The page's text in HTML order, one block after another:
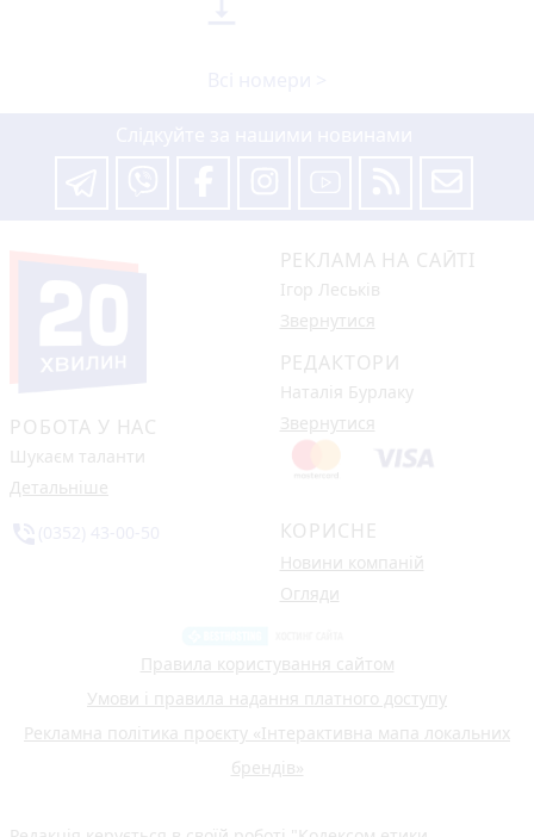
РОБОТА У НАС
Шукаєм таланти
Детальніше
РЕКЛАМА НА САЙТІ
Ігор Леськів
Звернутися
РЕДАКТОРИ
Наталія Бурлаку
Звернутися
КОРИСНЕ
Новини компаній
Огляди
Правила користування сайтом
Умови і правила надання платного доступу
Рекламна політика проєкту «Інтерактивна мапа локальних
брендів»